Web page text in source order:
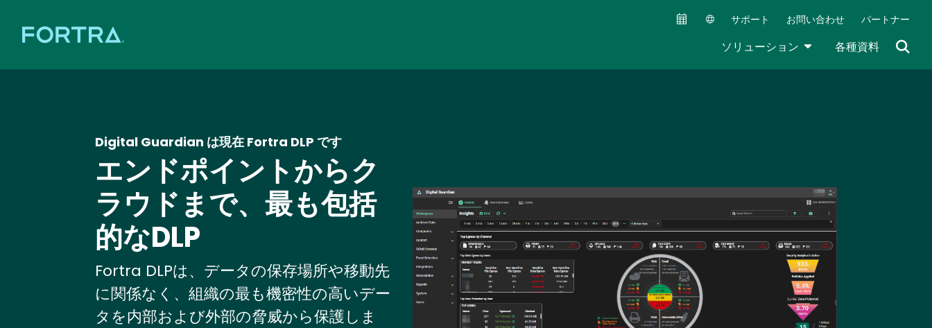
Secondary Navigation (JA)
サポート お問い合わせ パートナー
ソリューション TOGGLE DROPDOWN
各種資料
Digital Guardian は現在 Fortra DLP です
エンドポイントからク
ラウドまで、最も包括
的なDLP
Fortra DLPは、データの保存場所や移動先
に関係なく、組織の最も機密性の高いデー
タを内部および外部の脅威から保護しま
Image